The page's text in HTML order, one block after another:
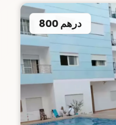
800 درهم